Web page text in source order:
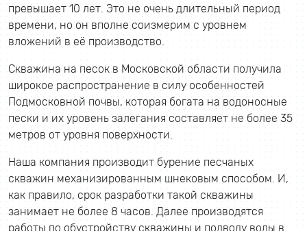
превышает 10 лет. Это не очень длительный период
времени, но он вполне соизмерим с уровнем
вложений в её производство.
Скважина на песок в Московской области получила
широкое распространение в силу особенностей
Подмосковной почвы, которая богата на водоносные
пески и их уровень залегания составляет не более 35
метров от уровня поверхности.
Наша компания производит бурение песчаных
скважин механизированным шнековым способом. И,
как правило, срок разработки такой скважины
занимает не более 8 часов. Далее производятся
работы по обустройству скважины и подводу воды в